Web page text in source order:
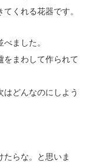
くれる花器です。
ました。
をまわして作られて
どんなのにしよう
らな。と思いま